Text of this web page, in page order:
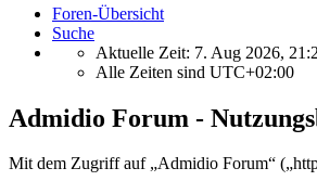
Foren-Übersicht
Suche
Aktuelle Zeit: 7. Aug 2026,
Alle Zeiten sind UTC+02:00
Admidio Forum -
Mit dem Zugriff auf „Admidio Forum“